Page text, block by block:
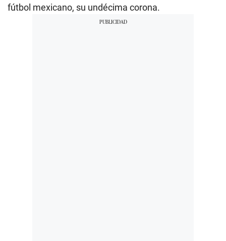
fútbol mexicano, su undécima corona.